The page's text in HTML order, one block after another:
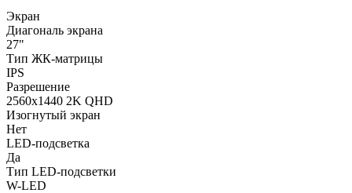
Экран
Диагональ экрана
27"
Тип ЖК-матрицы
IPS
Разрешение
2560x1440 2K QHD
Изогнутый экран
Нет
LED-подсветка
Да
Тип LED-подсветки
W-LED